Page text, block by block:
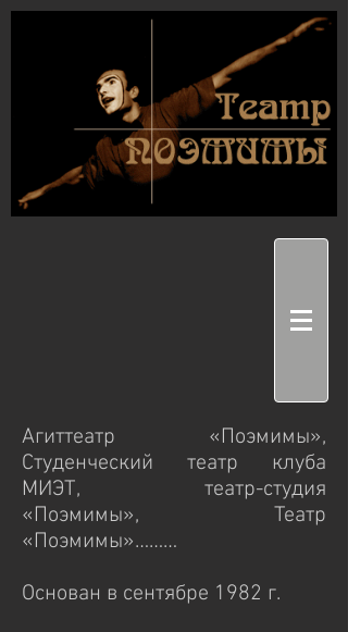
Агиттеатр «Поэмимы»,
Студенческий театр клуба
МИЭТ, театр-студия
«Поэмимы», Театр
«Поэмимы»………
Основан в сентябре 1982 г.